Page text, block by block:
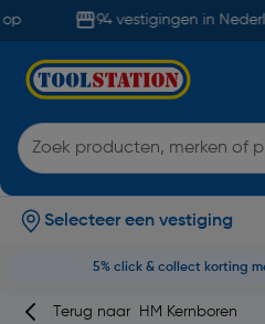
94 vestigingen in
Selecteer een vestiging
5% click & collect korting
Terug naar HM Kernboren